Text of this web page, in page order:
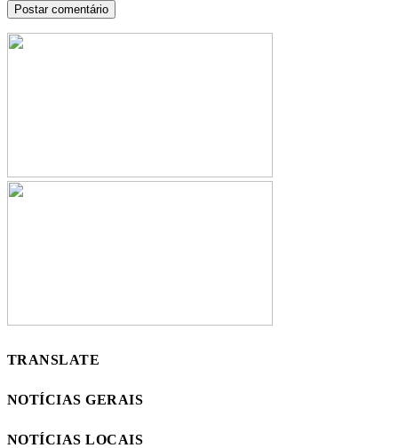
TRANSLATE
NOTÍCIAS GERAIS
NOTÍCIAS LOCAIS